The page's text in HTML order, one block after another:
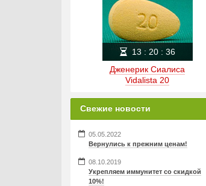
Дженерик Сиалиса
Vidalista 20
13 : 20: 36
Свежие новости
05.05.2022
Вернулись к прежним ценам!
08.10.2019
Укрепляем иммунитет со скидкой
10%!